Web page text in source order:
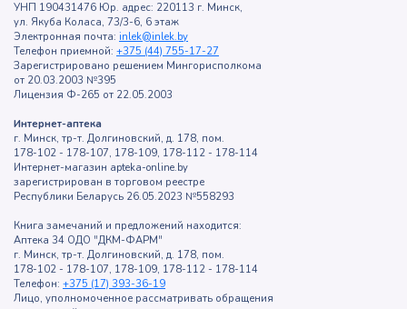
УНП 190431476 Юр. адрес: 220113 г. Минск,
ул. Якуба Коласа, 73/3-6, 6 этаж
Электронная почта: inlek@inlek.by
Телефон приемной: +375 (44) 755-17-27
Зарегистрировано решением Мингорисполкома
от 20.03.2003 №395
Лицензия Ф-265 от 22.05.2003
Интернет-аптека
г. Минск, тр-т. Долгиновский, д. 178, пом.
178-102 - 178-107, 178-109, 178-112 - 178-114
Интернет-магазин apteka-online.by
зарегистрирован в торговом реестре
Республики Беларусь 26.05.2023 №558293
Книга замечаний и предложений находится:
Аптека 34 ОДО "ДКМ-ФАРМ"
г. Минск, тр-т. Долгиновский, д. 178, пом.
178-102 - 178-107, 178-109, 178-112 - 178-114
Телефон: +375 (17) 393-36-19
Лицо, уполномоченное рассматривать обращения